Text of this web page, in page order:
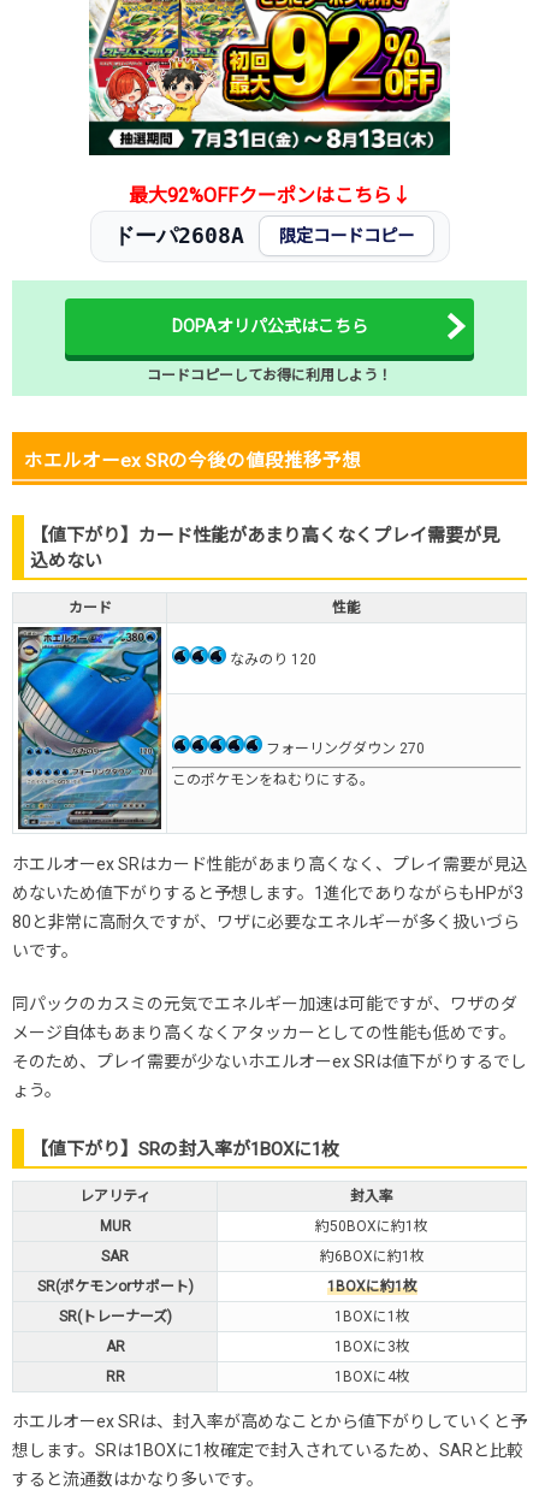
最大92%OFFクーポンはこちら↓
ドーパ2608A 限定コードコピー
DOPAオリパ公式はこちら
コードコピーしてお得に利用しよう！
ホエルオーex SRの今後の値段推移予想
【値下がり】カード性能があまり高くなくプレイ需要が見
込めない
カード 性能
なみのり 120
フォーリングダウン 270
このポケモンをねむりにする。
ホエルオーex SRはカード性能があまり高くなく、プレイ需要が見込
めないため値下がりすると予想します。1進化でありながらもHPが3
80と非常に高耐久ですが、ワザに必要なエネルギーが多く扱いづら
いです。
同パックのカスミの元気でエネルギー加速は可能ですが、ワザのダ
メージ自体もあまり高くなくアタッカーとしての性能も低めです。
そのため、プレイ需要が少ないホエルオーex SRは値下がりするでし
ょう。
【値下がり】SRの封入率が1BOXに1枚
レアリティ
封入率
MUR
約50BOXに約1枚
SAR
約6BOXに約1枚
SR(ポケモンorサポート)
1BOXに約1枚
SR(トレーナーズ)
1BOXに1枚
AR
1BOXに3枚
RR
1BOXに4枚
ホエルオーex SRは、封入率が高めなことから値下がりしていくと予
想します。SRは1BOXに1枚確定で封入されているため、SARと比較
すると流通数はかなり多いです。